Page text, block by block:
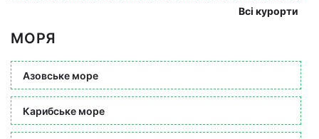
Всі курорти
МОРЯ
Азовське море
Карибське море